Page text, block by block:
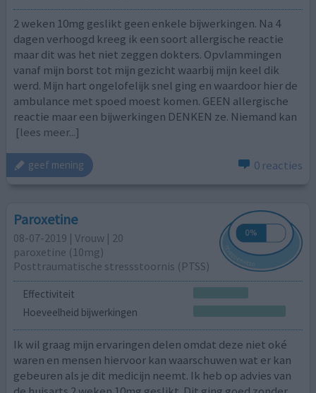
2 weken 10mg geslikt geen enkele bijwerkingen. Na 4
dagen verhoogd kreeg ik een soort allergische reactie
maar dit was het niet zeggen dokters. Opvlammingen
vanaf mijn borst tot mijn gezicht waarbij mijn keel dik
werd. Mijn hart ongelofelijk snel ging en waardoor hier de
ambulance met spoed moest komen. GEEN allergische
reactie maar een bijwerkingen DENKEN ze. Niemand kan
[lees meer...]
geef mening 0 reacties
Paroxetine
08-07-2019 | Vrouw | 20
paroxetine (10mg)
Posttraumatische stressstoornis (PTSS)
Effectiviteit
Hoeveelheid bijwerkingen
Ik wil graag mijn ervaringen delen omdat deze niet oké
waren en mensen hiervoor kan waarschuwen wat er kan
gebeuren als je dit medicijn neemt. Ik heb op advies van